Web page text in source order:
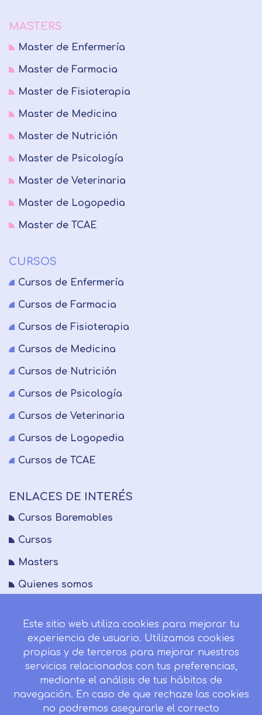
MASTERS
Master de Enfermería
Master de Farmacia
Master de Fisioterapia
Master de Medicina
Master de Nutrición
Master de Psicología
Master de Veterinaria
Master de Logopedia
Master de TCAE
CURSOS
Cursos de Enfermería
Cursos de Farmacia
Cursos de Fisioterapia
Cursos de Medicina
Cursos de Nutrición
Cursos de Psicología
Cursos de Veterinaria
Cursos de Logopedia
Cursos de TCAE
ENLACES DE INTERÉS
Cursos Baremables
Cursos
Masters
Quienes somos
Blog
Mapa del sitio
Desistir contrato aquí
Este sitio web utiliza cookies para mejorar tu
experiencia de usuario. Utilizamos cookies
propias y de terceros para mejorar nuestros
servicios relacionados con tus preferencias,
mediante el análisis de tus hábitos de
navegación. En caso de que rechaze las cookies
no podremos asegurarle el correcto